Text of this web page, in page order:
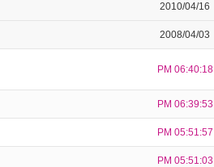
2010/04/16
2008/04/03
PM 06:40:18
PM 06:39:53
PM 05:51:57
PM 05:51:03